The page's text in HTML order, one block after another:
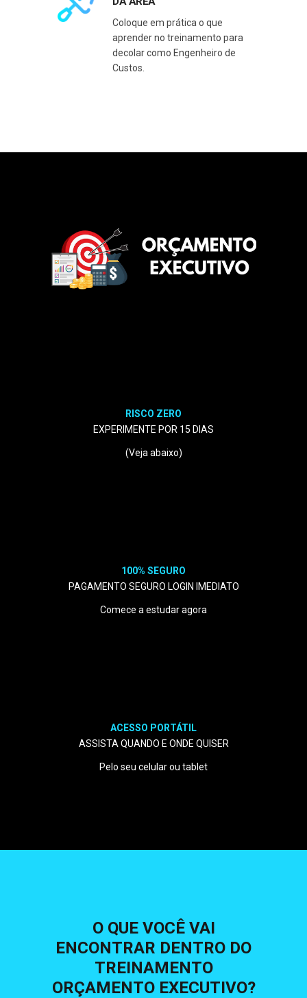
Coloque em prática o que
aprender no treinamento para
decolar como Engenheiro de
Custos.
RISCO ZERO
EXPERIMENTE POR 15 DIAS
(Veja abaixo)
100% SEGURO
PAGAMENTO SEGURO LOGIN IMEDIATO
Comece a estudar agora
ACESSO PORTÁTIL
ASSISTA QUANDO E ONDE QUISER
Pelo seu celular ou tablet
O QUE VOCÊ VAI
ENCONTRAR DENTRO DO
TREINAMENTO
ORÇAMENTO EXECUTIVO?